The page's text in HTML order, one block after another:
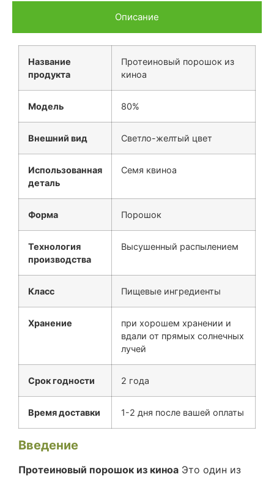
Описание
Название
продукта
Протеиновый порошок из
киноа
Модель 80%
Внешний вид Светло-желтый цвет
Использованная
деталь
Семя квиноа
Форма Порошок
Технология
производства
Высушенный распылением
Класс Пищевые ингредиенты
Хранение
при хорошем хранении и
вдали от прямых солнечных
лучей
Срок годности 2 года
Время доставки 1-2 дня после вашей оплаты
Введение
Протеиновый порошок из киноа Это один из